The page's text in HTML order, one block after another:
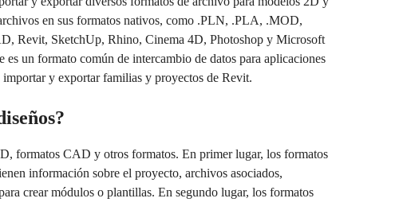
en sus formatos nativos, como .PLN, .PLA, .MOD,
Revit, SketchUp, Rhino, Cinema 4D, Photoshop y Microsoft
un formato común de intercambio de datos para aplicaciones
y exportar familias y proyectos de Revit.
formatos CAD y otros formatos. En primer lugar, los formatos
información sobre el proyecto, archivos asociados,
crear módulos o plantillas. En segundo lugar, los formatos